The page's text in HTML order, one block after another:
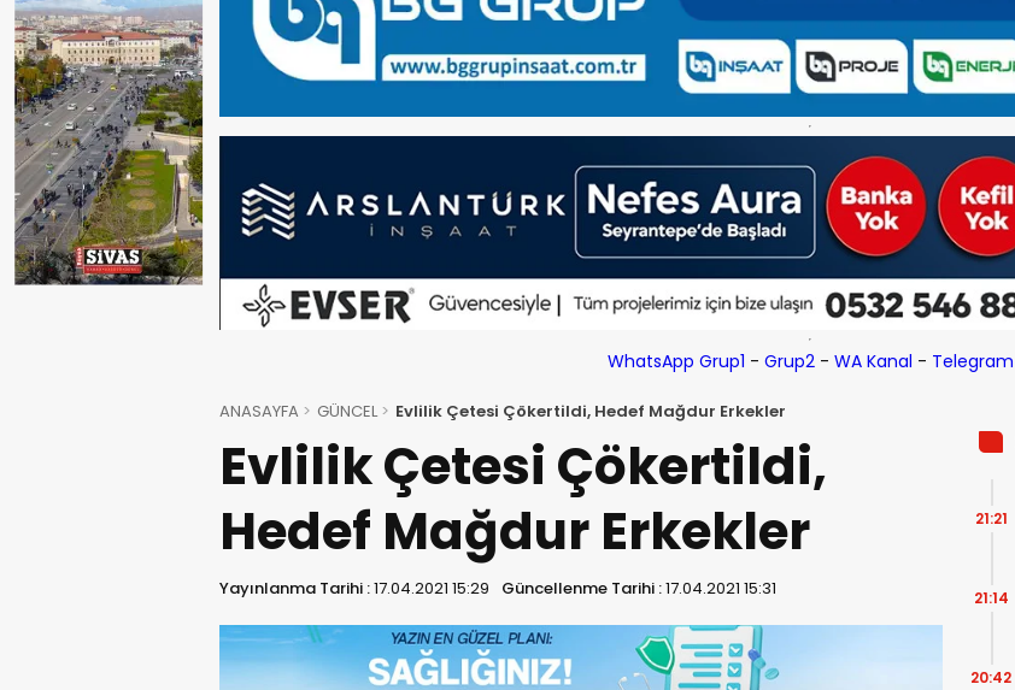
WhatsApp Grup1 - Grup2- WA Kanal - Telegram
ANASAYFA GÜNCEL Evlilik Çetesi Çökertildi, Hedef Mağdur Erkekler
Evlilik Çetesi Çökertildi,
Hedef Mağdur Erkekler
Yayınlanma Tarihi :17.04.2021 15:29 Güncellenme Tarihi :17.04.2021 15:31
21:21
21:14
20:42